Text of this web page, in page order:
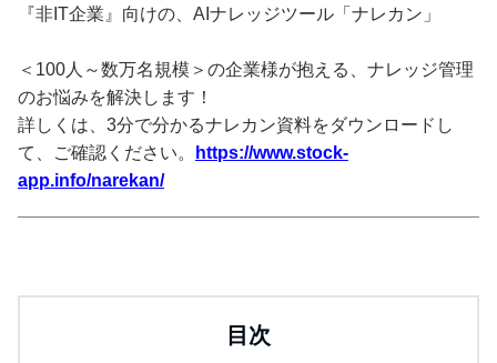
『非IT企業』向けの、AIナレッジツール「ナレカン」
＜100人～数万名規模＞の企業様が抱える、ナレッジ管理
のお悩みを解決します！
詳しくは、3分で分かるナレカン資料をダウンロードし
て、ご確認ください。
https://www.stock-
app.info/narekan/
目次